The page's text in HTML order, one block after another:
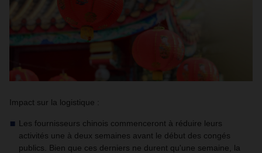
Impact sur la logistique :
Les fournisseurs chinois commenceront à réduire leurs
activités une à deux semaines avant le début des congés
publics. Bien que ces derniers ne durent qu'une semaine, la